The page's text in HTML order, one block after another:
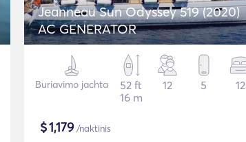
Jeanneau Sun Odyssey 519 (2020)
AC GENERATOR
Buriavimo jachta
52 ft
16 m
12 5 12
$1,179/naktinis